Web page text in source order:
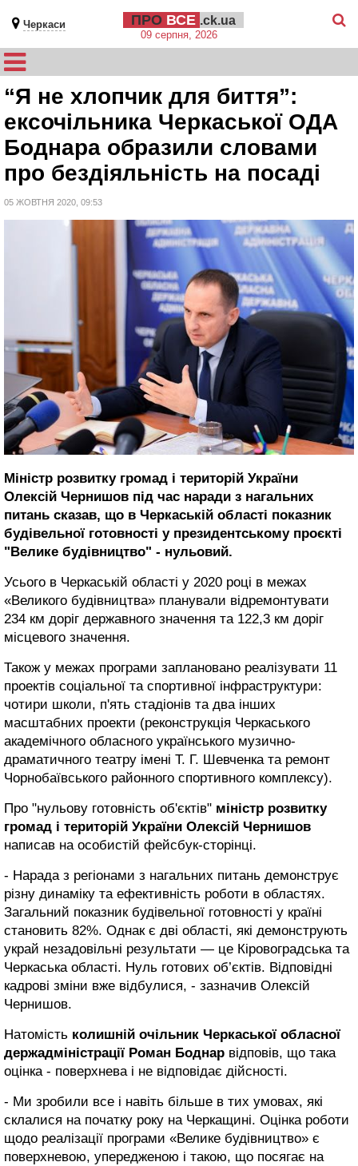
Черкаси ПРО ВСЕ .ck.ua
09 серпня, 2026
“Я не хлопчик для биття”:
ексочільника Черкаської ОДА
Боднара образили словами
про бездіяльність на посаді
05 ЖОВТНЯ 2020, 09:53
Міністр розвитку громад і територій України
Олексій Чернишов під час наради з нагальних
питань сказав, що в Черкаській області показник
будівельної готовності у президентському проєкті
"Велике будівництво" - нульовий.
Усього в Черкаській області у 2020 році в межах
«Великого будівництва» планували відремонтувати
234 км доріг державного значення та 122,3 км доріг
місцевого значення.
Також у межах програми заплановано реалізувати 11
проектів соціальної та спортивної інфраструктури:
чотири школи, п'ять стадіонів та два інших
масштабних проекти (реконструкція Черкаського
академічного обласного українського музично-
драматичного театру імені Т. Г. Шевченка та ремонт
Чорнобаївського районного спортивного комплексу).
Про "нульову готовність об'єктів" міністр розвитку
громад і територій України Олексій Чернишов
написав на особистій фейсбук-сторінці.
- Нарада з регіонами з нагальних питань демонструє
різну динаміку та ефективність роботи в областях.
Загальний показник будівельної готовності у країні
становить 82%. Однак є дві області, які демонструють
украй незадовільні результати — це Кіровоградська та
Черкаська області. Нуль готових об’єктів. Відповідні
кадрові зміни вже відбулися, - зазначив Олексій
Чернишов.
Натомість колишній очільник Черкаської обласної
держадміністрації Роман Боднар відповів, що така
оцінка - поверхнева і не відповідає дійсності.
- Ми зробили все і навіть більше в тих умовах, які
склалися на початку року на Черкащині. Оцінка роботи
щодо реалізації програми «Велике будівництво» є
поверхневою, упередженою і такою, що посягає на